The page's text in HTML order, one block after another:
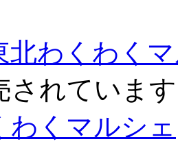
北わくわく
されていま
わくマルシェ